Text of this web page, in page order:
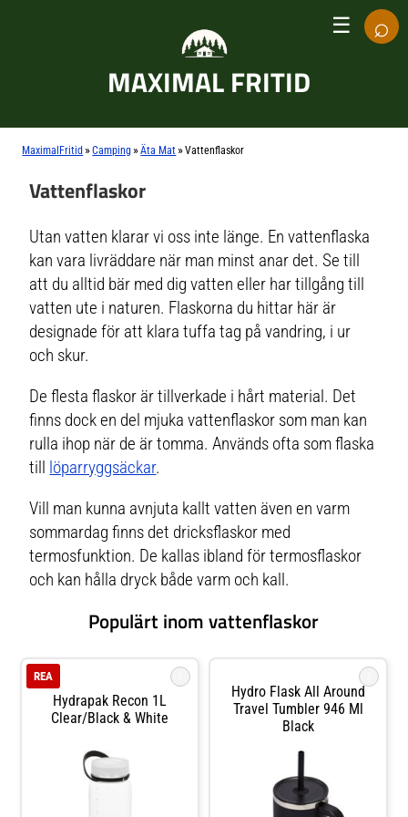
MAXIMAL FRITID
☰ ⌕
MaximalFritid »Camping »Äta Mat »Vattenflaskor
Vattenflaskor
Utan vatten klarar vi oss inte länge. En vattenflaska
kan vara livräddare när man minst anar det. Se till
att du alltid bär med dig vatten eller har tillgång till
vatten ute i naturen. Flaskorna du hittar här är
designade för att klara tuffa tag på vandring, i ur
och skur.
De flesta flaskor är tillverkade i hårt material. Det
finns dock en del mjuka vattenflaskor som man kan
rulla ihop när de är tomma. Används ofta som flaska
till löparryggsäckar.
Vill man kunna avnjuta kallt vatten även en varm
sommardag finns det dricksflaskor med
termosfunktion. De kallas ibland för termosflaskor
och kan hålla dryck både varm och kall.
Populärt inom vattenflaskor
Hydrapak Recon 1L
Clear/Black & White
REA
Hydro Flask All Around
Travel Tumbler 946 Ml
Black